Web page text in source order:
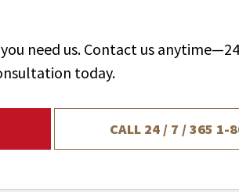
need us. Contact us
today.
CALL 24 / 7 / 365 1-